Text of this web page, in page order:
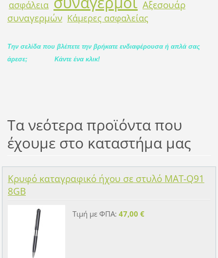
ασφάλεια
Αξεσουάρ
συναγερμών Κάμερες ασφαλείας
Την σελίδα που βλέπετε την βρήκατε ενδιαφέρουσα ή απλά σας
άρεσε; Κάντε ένα κλικ!
Τα νεότερα προϊόντα που
έχουμε στο καταστήμα μας
Κρυφό καταγραφικό ήχου σε στυλό MAT-Q91
8GB
Τιμή με ΦΠΑ: 47,00 €